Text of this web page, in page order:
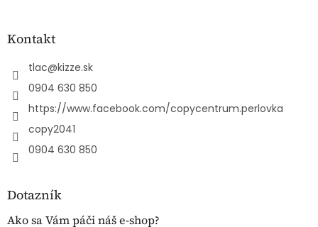
Kontakt
tlac@kizze.sk
0904 630 850
https://www.facebook.com/copycentrum.perlovka
copy2041
0904 630 850
Dotazník
Ako sa Vám páči náš e-shop?